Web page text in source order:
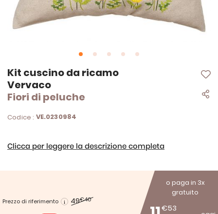
Kit cuscino da ricamo
Vervaco
Fiori di peluche
Codice : VE.0230984
Clicca per leggere la descrizione completa
Prezzo di riferimento 49€40
o paga in 3x
gratuito
€53
Vai
all'inizio
della
galleria
immagini